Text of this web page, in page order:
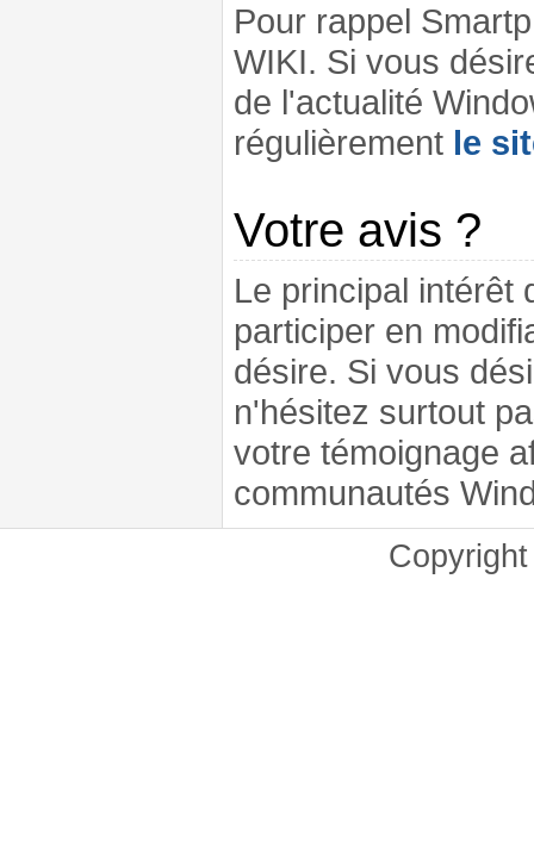
Pour rappel
WIKI. Si vous
de l'actualité
régulièrement le
Votre avis ?
Le principal intérêt
participer en
désire. Si vous
n'hésitez surtout
votre témoignage
communautés